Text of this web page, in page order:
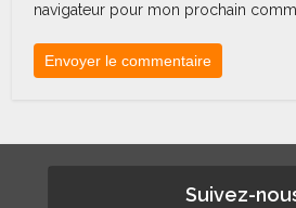
navigateur pour mon prochain
Suivez-